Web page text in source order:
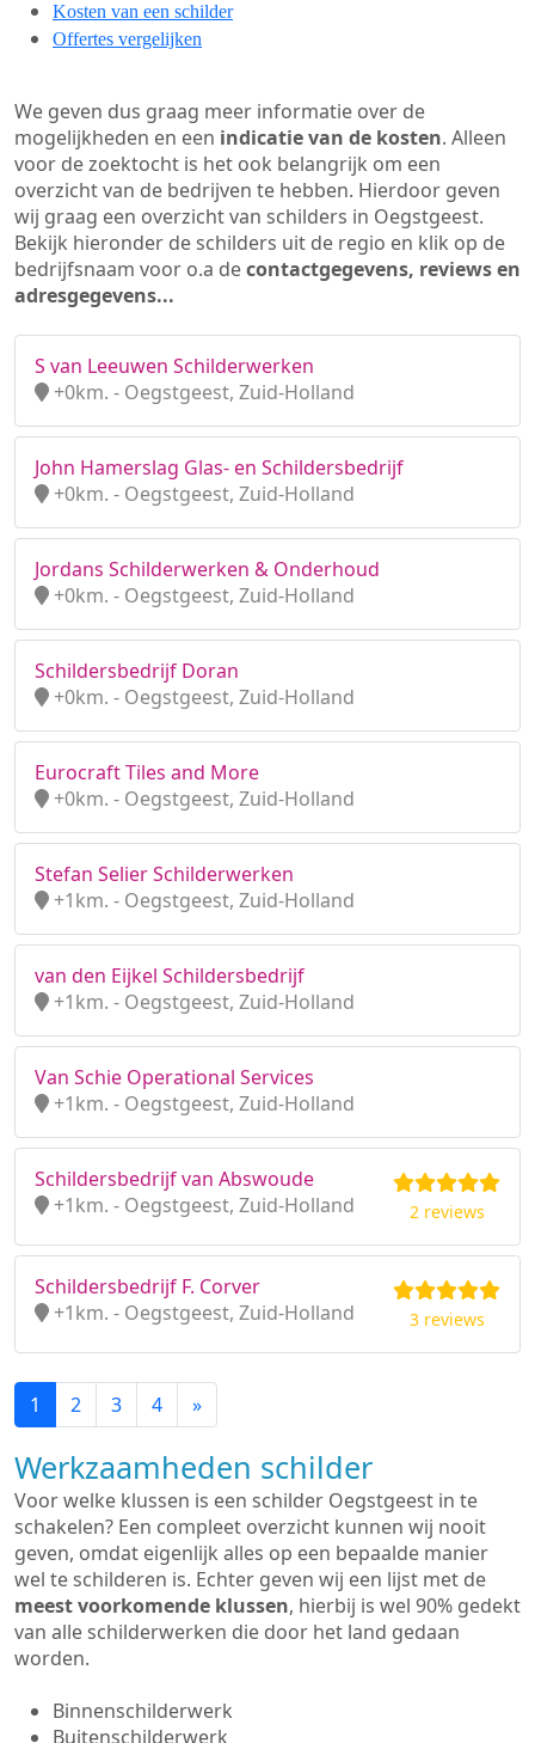
Kosten van een schilder
Offertes vergelijken
We geven dus graag meer informatie over de
mogelijkheden en een indicatie van de kosten. Alleen
voor de zoektocht is het ook belangrijk om een
overzicht van de bedrijven te hebben. Hierdoor geven
wij graag een overzicht van schilders in Oegstgeest.
Bekijk hieronder de schilders uit de regio en klik op de
bedrijfsnaam voor o.a decontactgegevens, reviews en
adresgegevens...
S van Leeuwen Schilderwerken
+0km. - Oegstgeest, Zuid-Holland
John Hamerslag Glas- en Schildersbedrijf
+0km. - Oegstgeest, Zuid-Holland
Jordans Schilderwerken & Onderhoud
+0km. - Oegstgeest, Zuid-Holland
Schildersbedrijf Doran
+0km. - Oegstgeest, Zuid-Holland
Eurocraft Tiles and More
+0km. - Oegstgeest, Zuid-Holland
Stefan Selier Schilderwerken
+1km. - Oegstgeest, Zuid-Holland
van den Eijkel Schildersbedrijf
+1km. - Oegstgeest, Zuid-Holland
Van Schie Operational Services
+1km. - Oegstgeest, Zuid-Holland
Schildersbedrijf van Abswoude
+1km. - Oegstgeest, Zuid-Holland
2 reviews
Schildersbedrijf F. Corver
+1km. - Oegstgeest, Zuid-Holland
3 reviews
1 2 3 4 »
Werkzaamheden schilder
Voor welke klussen is een schilder Oegstgeest in te
schakelen? Een compleet overzicht kunnen wij nooit
geven, omdat eigenlijk alles op een bepaalde manier
wel te schilderen is. Echter geven wij een lijst met de
meest voorkomende klussen, hierbij is wel 90% gedekt
van alle schilderwerken die door het land gedaan
worden.
Binnenschilderwerk
Buitenschilderwerk